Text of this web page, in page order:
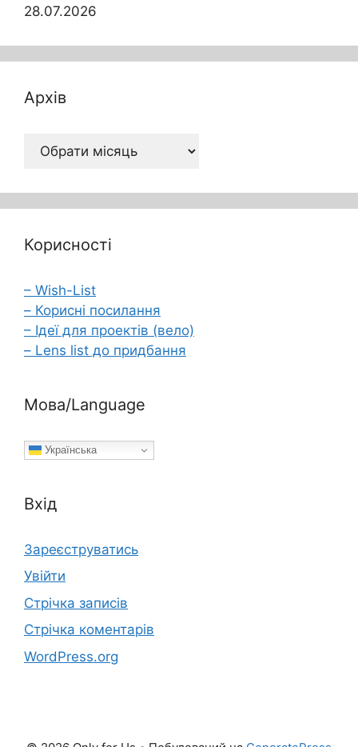
28.07.2026
Архів
Архів
Корисності
– Wish-List
– Корисні посилання
– Ідеї для проектів (вело)
– Lens list до придбання
Мова/Language
Українська
Вхід
Зареєструватись
Увійти
Стрічка записів
Стрічка коментарів
WordPress.org